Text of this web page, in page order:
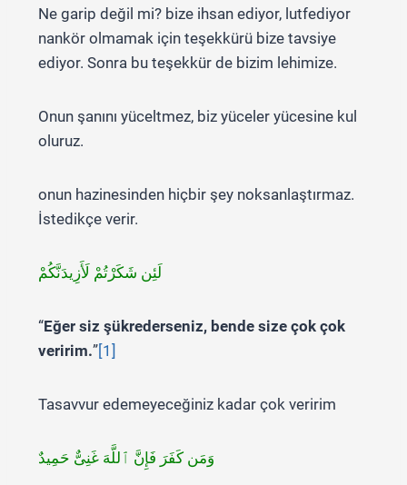
Ne garip değil mi? bize ihsan ediyor, lutfediyor
nankör olmamak için teşekkürü bize tavsiye
ediyor. Sonra bu teşekkür de bizim lehimize.
Onun şanını yüceltmez, biz yüceler yücesine kul
oluruz.
onun hazinesinden hiçbir şey noksanlaştırmaz.
İstedikçe verir.
لَئِن شَكَرْتُمْ لَأَزِيدَنَّكُمْ
“Eğer siz şükrederseniz, bende size çok çok
veririm.”[1]
Tasavvur edemeyeceğiniz kadar çok veririm
وَمَن كَفَرَ فَإِنَّ ٱللَّهَ غَنِىٌّ حَمِيدٌ